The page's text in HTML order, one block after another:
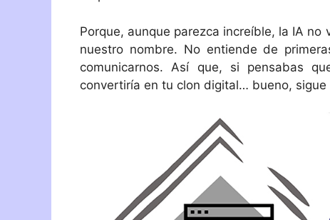
Porque, aunque parezca increíble, la IA
nuestro nombre. No entiende de
comunicarnos. Así que, si pensabas
convertiría en tu clon digital… bueno, sigue